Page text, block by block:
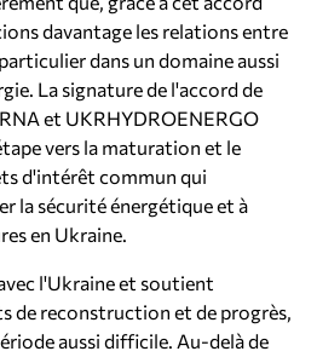
davantage les relations entre
dans un domaine aussi
La signature de l'accord de
et UKRHYDROENERGO
vers la maturation et le
d'intérêt commun qui
la sécurité énergétique et à
en Ukraine.
l'Ukraine et soutient
de reconstruction et de progrès,
aussi difficile. Au-delà de